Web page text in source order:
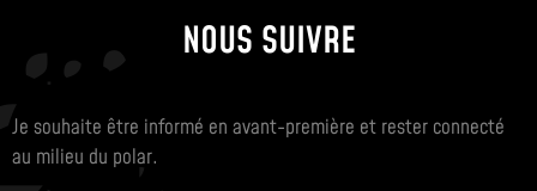
NOUS SUIVRE
Je souhaite être informé en avant-première et rester connecté
au milieu du polar.